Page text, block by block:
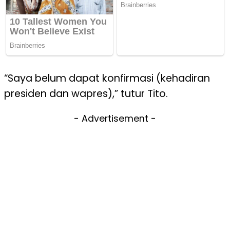
“Saya belum dapat konfirmasi (kehadiran
presiden dan wapres),” tutur Tito.
- Advertisement -